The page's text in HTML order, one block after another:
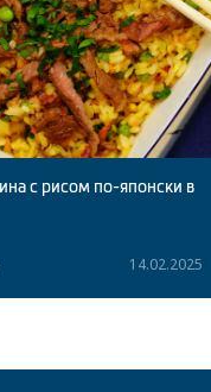
с рисом по-японски в
14.02.2025